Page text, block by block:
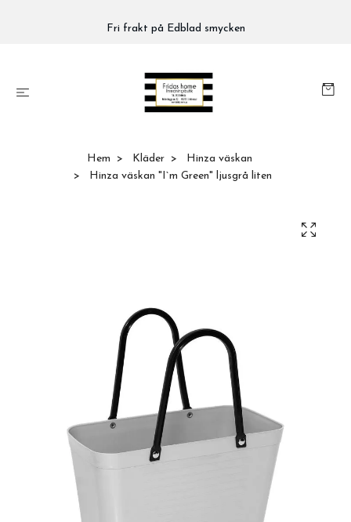
Fri frakt på Edblad smycken
Hem Kläder
Hinza väskan
Hinza väskan "I`m Green" ljusgrå liten